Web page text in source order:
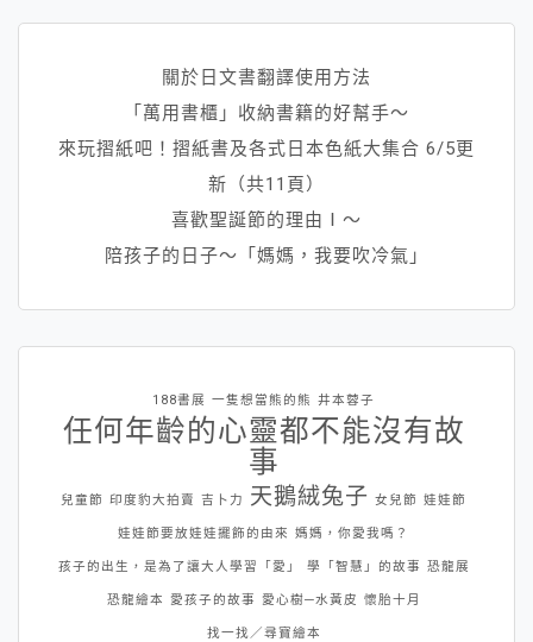
關於日文書翻譯使用方法
「萬用書櫃」收納書籍的好幫手～
來玩摺紙吧！摺紙書及各式日本色紙大集合 6/5更
新（共11頁）
喜歡聖誕節的理由Ⅰ～
陪孩子的日子～「媽媽，我要吹冷氣」
188書展 一隻想當熊的熊 井本蓉子
任何年齡的心靈都不能沒有故
事
兒童節 印度豹大拍賣 吉卜力 天鵝絨兔子 女兒節 娃娃節
娃娃節要放娃娃擺飾的由來 媽媽，你愛我嗎？
孩子的出生，是為了讓大人學習「愛」 學「智慧」的故事 恐龍展
恐龍繪本 愛孩子的故事 愛心樹─水黃皮 懷胎十月
找一找／尋寶繪本